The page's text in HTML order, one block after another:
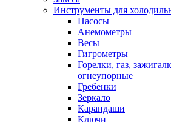
Инструменты для
Насосы
Анемометры
Весы
Гигрометры
Горелки, газ,
огнеупорные
Гребенки
Зеркало
Карандаши
Ключи